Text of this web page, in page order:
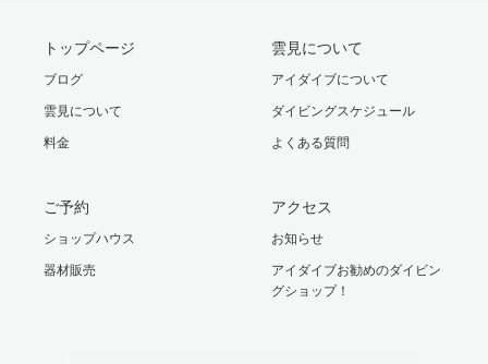
トップページ
ブログ
雲見について
料金
雲見について
アイダイブについて
ダイビングスケジュール
よくある質問
ご予約
ショップハウス
器材販売
アクセス
お知らせ
アイダイブお勧めのダイビン
グショップ！